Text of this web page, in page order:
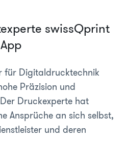
swissQprint
für Digitaldrucktechnik
Präzision und
Druckexperte hat
Ansprüche an sich selbst,
und deren